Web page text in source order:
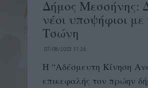
Δήμος Μεσσήνης:
νέοι υποψήφιοι
Τσώνη
07/08/2023 11:26
Η “Αδέσμευτη Κίνηση
επικεφαλής τον πρώην